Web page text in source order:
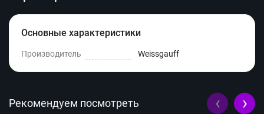
Основные характеристики
Производитель Weissgauff
Рекомендуем посмотреть ‹ ›